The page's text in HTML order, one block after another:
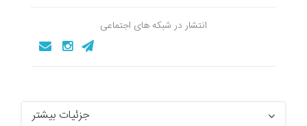
انتشار در شبکه های اجتماعی
جزئیات بیشتر